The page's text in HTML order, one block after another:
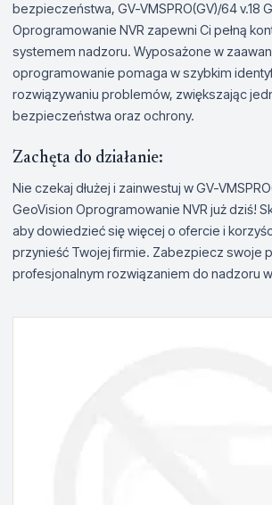
bezpieczeństwa, GV-VMSPRO(GV)/64 v.18
Oprogramowanie NVR zapewni Ci pełną
systemem nadzoru. Wyposażone w
oprogramowanie pomaga w szybkim
rozwiązywaniu problemów, zwiększając
bezpieczeństwa oraz ochrony.
Zachęta do działanie:
Nie czekaj dłużej i zainwestuj w GV-
GeoVision Oprogramowanie NVR już dziś!
aby dowiedzieć się więcej o ofercie i
przynieść Twojej firmie. Zabezpiecz swoje
profesjonalnym rozwiązaniem do nadzoru